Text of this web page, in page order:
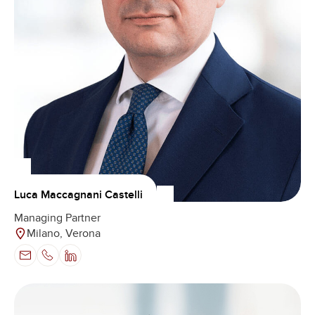
Luca Maccagnani Castelli
Managing Partner
Milano, Verona